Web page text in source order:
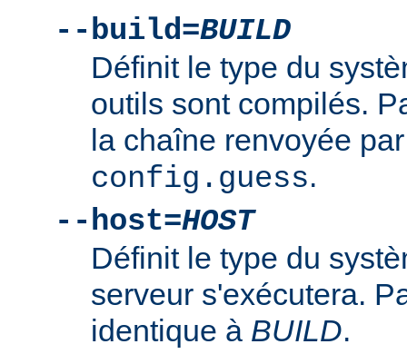
--build=BUILD
Définit le type du
outils sont compilés.
la chaîne renvoyée
config.guess.
--host=HOST
Définit le type du
serveur s'exécutera.
identique à BUILD.